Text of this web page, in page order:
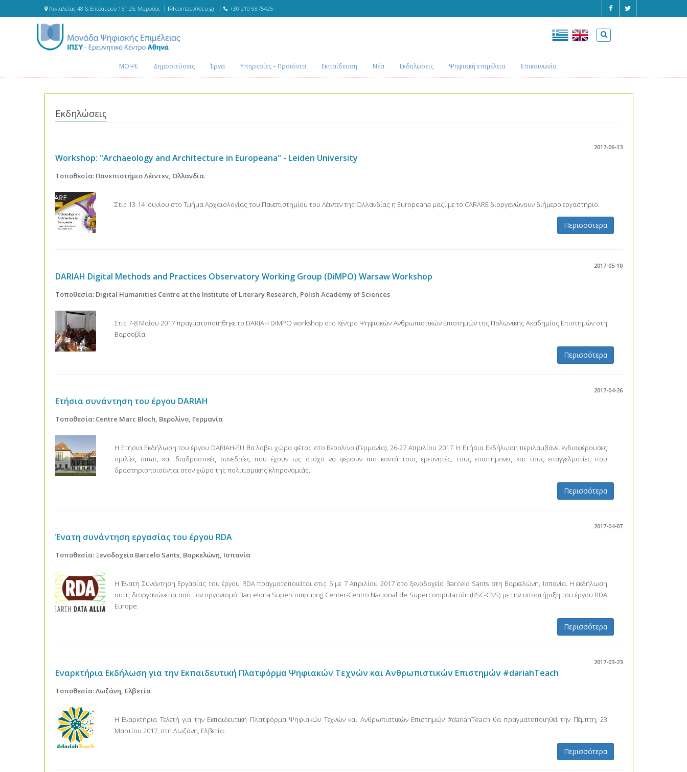
Αιγιαλείας 48 & Επιδαύρου 151 25, Μαρούσι contact@dcu.gr +30 210 6875425
ΜΟΨΕ Δημοσιεύσεις Έργα Υπηρεσίες – Προϊόντα Εκπαίδευση Νέα Εκδηλώσεις Ψηφιακή επιμέλεια Επικοινωνία
Εκδηλώσεις
2017-06-13
Workshop: "Archaeology and Architecture in Europeana" - Leiden University
Τοποθεσία: Πανεπιστήμιο Λέιντεν, Ολλανδία.
Στις 13-14 Ιουνίου στο Τμήμα Αρχαιολογίας του Πανεπιστημίου του Λέιντεν της Ολλανδίας η Europeana μαζί με το CARARE διοργανώνουν διήμερο εργαστήριο.
Περισσότερα
2017-05-10
DARIAH Digital Methods and Practices Observatory Working Group (DiMPO) Warsaw Workshop
Τοποθεσία: Digital Humanities Centre at the Institute of Literary Research, Polish Academy of Sciences
Στις 7-8 Μαΐου 2017 πραγματοποιήθηκε το DARIAH DiMPO workshop στο Κέντρο Ψηφιακών Ανθρωπιστικών Επιστημών της Πολωνικής Ακαδημίας Επιστημών στη
Βαρσοβία.
Περισσότερα
2017-04-26
Ετήσια συνάντηση του έργου DARIAH
Τοποθεσία: Centre Marc Bloch, Βερολίνο, Γερμανία
Η Ετήσια Εκδήλωση του έργου DARIAH-EU θα λάβει χώρα φέτος στο Βερολίνο (Γερμανία), 26-27 Απριλίου 2017. Η Ετήσια Εκδήλωση περιλαμβάνει ενδιαφέρουσες
ομιλίες όπως και διαδραστικές συνεδρίες που έχουν ως στόχο να φέρουν πιο κοντά τους ερευνητές, τους επιστήμονες και τους επαγγελματίες που
δραστηριοποιούνται στον χώρο της πολιτισμικής κληρονομιάς.
Περισσότερα
2017-04-07
Ένατη συνάντηση εργασίας του έργου RDA
Τοποθεσία: Ξενοδοχείο Barcelo Sants, Βαρκελώνη, Ισπανία
Η Ένατη Συνάντηση Εργασίας του έργου RDA πραγματοποιείται στις 5 με 7 Απριλίου 2017 στο ξενοδοχείο Barcelo Sants στη Βαρκελώνη, Ισπανία. Η εκδήλωση
αυτή διοργανώνεται από τον οργανισμό Barcelona Supercomputing Center-Centro Nacional de Supercomputación (BSC-CNS) με την υποστήριξη του έργου RDA
Europe.
Περισσότερα
2017-03-23
Εναρκτήρια Εκδήλωση για την Εκπαιδευτική Πλατφόρμα Ψηφιακών Τεχνών και Ανθρωπιστικών Επιστημών #dariahTeach
Τοποθεσία: Λωζάνη, Ελβετία
Η Εναρκτήρια Τελετή για την Εκπαιδευτική Πλατφόρμα Ψηφιακών Τεχνών και Ανθρωπιστικών Επιστημών #dariahTeach θα πραγματοποιηθεί την Πέμπτη, 23
Μαρτίου 2017, στη Λωζάνη, Ελβετία.
Περισσότερα